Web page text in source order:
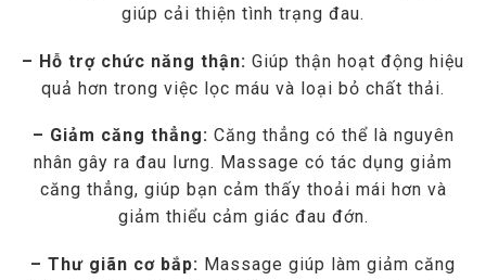
giúp cải thiện tình trạng đau.
– Hỗ trợ chức năng thận: Giúp thận hoạt động hiệu
quả hơn trong việc lọc máu và loại bỏ chất thải.
– Giảm căng thẳng: Căng thẳng có thể là nguyên
nhân gây ra đau lưng. Massage có tác dụng giảm
căng thẳng, giúp bạn cảm thấy thoải mái hơn và
giảm thiểu cảm giác đau đớn.
– Thư giãn cơ bắp: Massage giúp làm giảm căng